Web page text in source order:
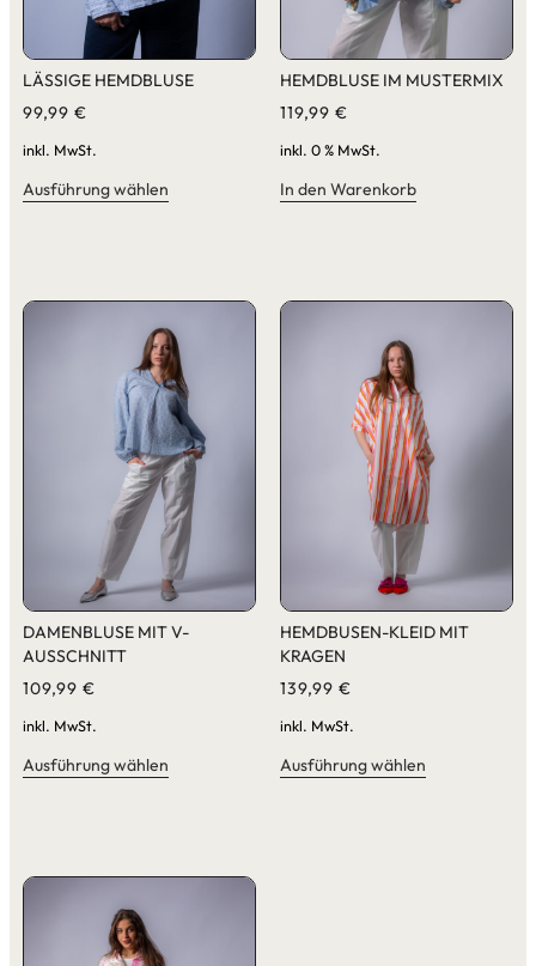
LÄSSIGE HEMDBLUSE
99,99 €
inkl. MwSt.
Ausführung wählen
HEMDBLUSE IM MUSTERMIX
119,99 €
inkl. 0 % MwSt.
In den Warenkorb
DAMENBLUSE MIT V-
AUSSCHNITT
109,99 €
inkl. MwSt.
Ausführung wählen
HEMDBUSEN-KLEID MIT
KRAGEN
139,99 €
inkl. MwSt.
Ausführung wählen